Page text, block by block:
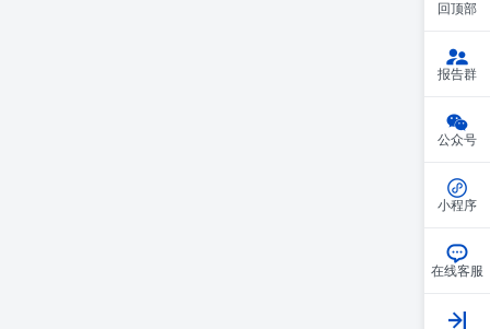
回顶部
报告群
公众号
小程序
在线客服